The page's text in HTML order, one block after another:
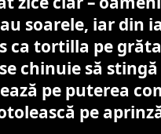
soarele, iar din
ca tortilla pe
chinuie să
pe puterea
pe